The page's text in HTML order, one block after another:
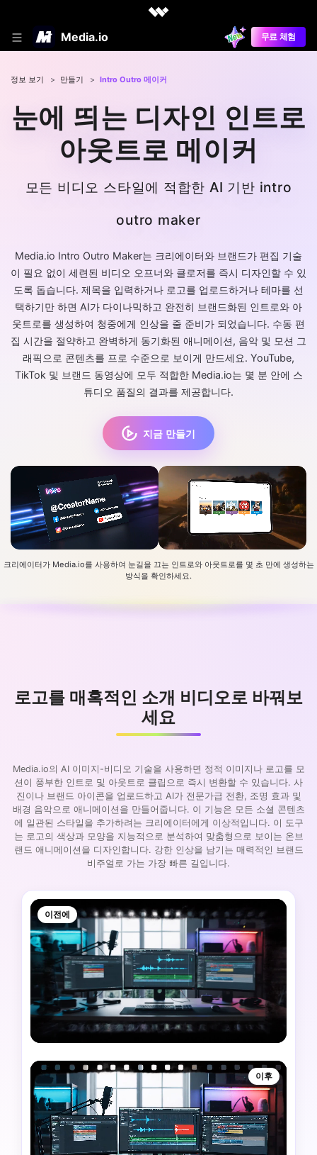
Media.io 무료 체험
정보 보기 > 만들기 > Intro Outro 메이커
눈에 띄는 디자인 인트로
아웃트로 메이커
모든 비디오 스타일에 적합한 AI 기반 intro
outro maker
Media.io Intro Outro Maker는 크리에이터와 브랜드가 편집 기술
이 필요 없이 세련된 비디오 오프너와 클로저를 즉시 디자인할 수 있
도록 돕습니다. 제목을 입력하거나 로고를 업로드하거나 테마를 선
택하기만 하면 AI가 다이나믹하고 완전히 브랜드화된 인트로와 아
웃트로를 생성하여 청중에게 인상을 줄 준비가 되었습니다. 수동 편
집 시간을 절약하고 완벽하게 동기화된 애니메이션, 음악 및 모션 그
래픽으로 콘텐츠를 프로 수준으로 보이게 만드세요. YouTube,
TikTok 및 브랜드 동영상에 모두 적합한 Media.io는 몇 분 안에 스
튜디오 품질의 결과를 제공합니다.
지금 만들기
크리에이터가 Media.io를 사용하여 눈길을 끄는 인트로와 아웃트로를 몇 초 만에 생성하는
방식을 확인하세요.
로고를 매혹적인 소개 비디오로 바꿔보
세요
Media.io의 AI 이미지-비디오 기술을 사용하면 정적 이미지나 로고를 모
션이 풍부한 인트로 및 아웃트로 클립으로 즉시 변환할 수 있습니다. 사
진이나 브랜드 아이콘을 업로드하고 AI가 전문가급 전환, 조명 효과 및
배경 음악으로 애니메이션을 만들어줍니다. 이 기능은 모든 소셜 콘텐츠
에 일관된 스타일을 추가하려는 크리에이터에게 이상적입니다. 이 도구
는 로고의 색상과 모양을 지능적으로 분석하여 맞춤형으로 보이는 온브
랜드 애니메이션을 디자인합니다. 강한 인상을 남기는 매력적인 브랜드
비주얼로 가는 가장 빠른 길입니다.
이전에
이후